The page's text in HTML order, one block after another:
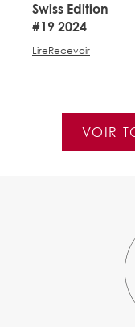
Swiss Edition
#19 2024
LireRecevoir
VOIR